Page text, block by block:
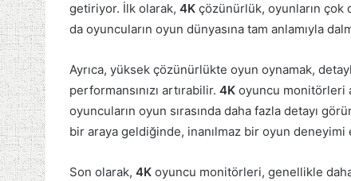
getiriyor. İlk olarak, 4K çözünürlük, oyunların çok
da oyuncuların oyun dünyasına tam anlamıyla
Ayrıca, yüksek çözünürlükte oyun oynamak,
performansınızı artırabilir. 4K oyuncu monitörleri
oyuncuların oyun sırasında daha fazla detayı
bir araya geldiğinde, inanılmaz bir oyun
Son olarak, 4K oyuncu monitörleri, genellikle